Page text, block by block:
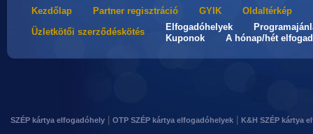
Kezdőlap Partner regisztráció GYIK
Oldaltérkép
Üzletkötői szerződéskötés
Elfogadóhelyek
Kuponok
A hónap/hét
SZÉP kártya elfogadóhely OTP SZÉP kártya elfogadóhelyek K&H SZÉP kártya